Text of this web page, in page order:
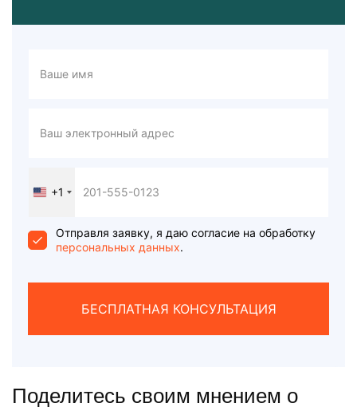
United
+1
+1
Отправля заявку, я даю согласие на обработку
персональных данных.
БЕСПЛАТНАЯ КОНСУЛЬТАЦИЯ
Поделитесь своим мнением о